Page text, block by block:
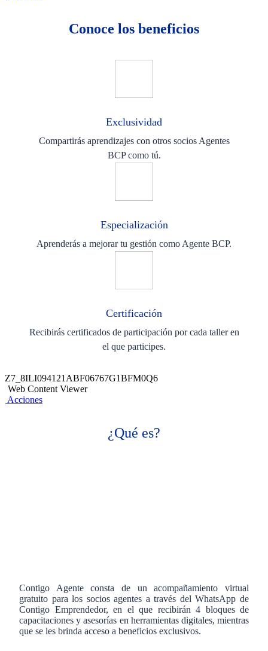
Conoce los beneficios
Exclusividad
Compartirás aprendizajes con otros socios Agentes
BCP como tú.
Especialización
Aprenderás a mejorar tu gestión como Agente BCP.
Certificación
Recibirás certificados de participación por cada taller en
el que participes.
Z7_8ILI094121ABF06767G1BFM0Q6
Web Content Viewer
Acciones
Contigo Agente consta de un acompañamiento virtual
gratuito para los socios agentes a través del WhatsApp de
Contigo Emprendedor, en el que recibirán 4 bloques de
capacitaciones y asesorías en herramientas digitales, mientras
que se les brinda acceso a beneficios exclusivos.
¿Qué es?